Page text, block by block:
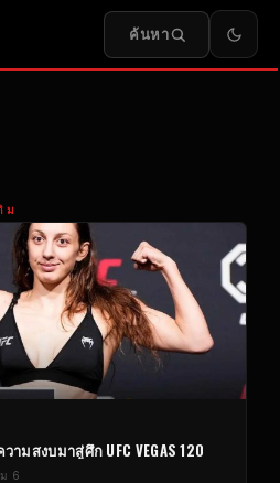
ค้นหา
ม
มสงบมาสู่ศึก UFC VEGAS 120
6